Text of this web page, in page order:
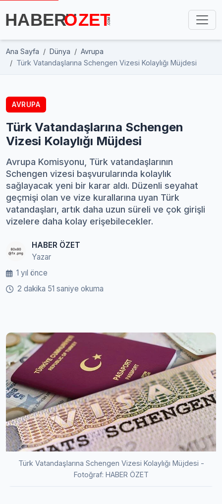
Ana Sayfa Dünya
Avrupa
Türk Vatandaşlarına Schengen Vizesi Kolaylığı Müjdesi
AVRUPA
Türk Vatandaşlarına Schengen
Vizesi Kolaylığı Müjdesi
Avrupa Komisyonu, Türk vatandaşlarının
Schengen vizesi başvurularında kolaylık
sağlayacak yeni bir karar aldı. Düzenli seyahat
geçmişi olan ve vize kurallarına uyan Türk
vatandaşları, artık daha uzun süreli ve çok girişli
vizelere daha kolay erişebilecekler.
HABER ÖZET
Yazar
1 yıl önce
2 dakika 51 saniye okuma
Türk Vatandaşlarına Schengen Vizesi Kolaylığı Müjdesi -
Fotoğraf: HABER ÖZET